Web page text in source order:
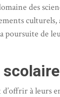
des
de
à